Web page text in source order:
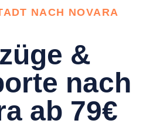
NACH NOVARA
&
nach
ab 79€